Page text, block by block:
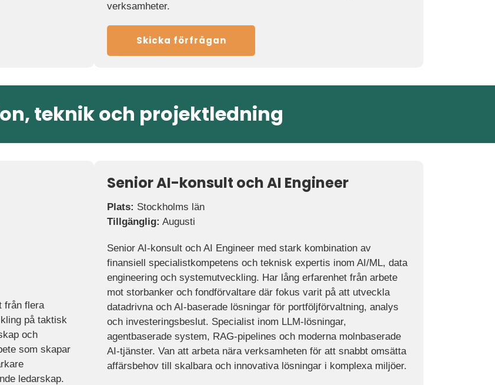
verksamheter.
Skicka förfrågan
teknik och projektledning
från flera
på taktisk
och
som skapar
ledarskap.
Senior AI-konsult och AI Engineer
Plats: Stockholms län
Tillgänglig: Augusti
Senior AI-konsult och AI Engineer med stark kombination av
finansiell specialistkompetens och teknisk expertis inom AI/ML, data
engineering och systemutveckling. Har lång erfarenhet från arbete
mot storbanker och fondförvaltare där fokus varit på att utveckla
datadrivna och AI-baserade lösningar för portföljförvaltning, analys
och investeringsbeslut. Specialist inom LLM-lösningar,
agentbaserade system, RAG-pipelines och moderna molnbaserade
AI-tjänster. Van att arbeta nära verksamheten för att snabbt omsätta
affärsbehov till skalbara och innovativa lösningar i komplexa miljöer.